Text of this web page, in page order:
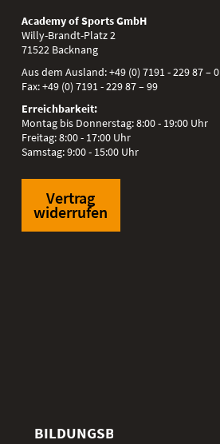
Academy of Sports GmbH
Willy-Brandt-Platz 2
71522 Backnang
Aus dem Ausland:+49 (0) 7191 - 229 87 – 0
Fax:+49 (0) 7191 - 229 87 – 99
Erreichbarkeit:
Montag bis Donnerstag: 8:00 - 19:00 Uhr
Freitag: 8:00 - 17:00 Uhr
Samstag: 9:00 - 15:00 Uhr
Vertrag
widerrufen
BILDUNGSBEREICHE